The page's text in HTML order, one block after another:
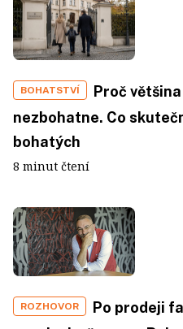
BOHATSTVÍ
Proč
nezbohatne. Co
bohatých
8 minut čtení
ROZHOVOR
Po prodeji